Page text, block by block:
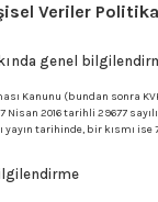
Mat
Stoneware
Stoneware
Veriler
genel
Kanunu (bundan sonra
2016 tarihli 29677
yayın tarihinde, bir kısmı ise